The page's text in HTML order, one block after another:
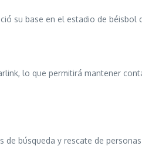
su base en el estadio de béisbol
lo que permitirá mantener
búsqueda y rescate de